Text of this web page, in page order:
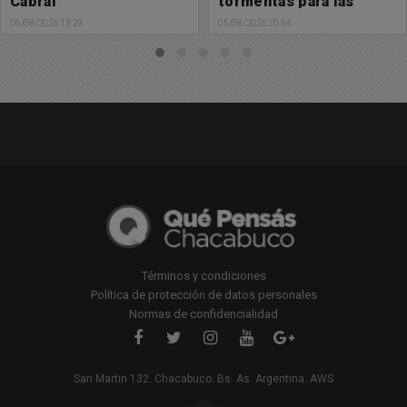
próximas horas
05/08/2026 20:54
próximas horas
05/08/2026 20:51
Términos y condiciones
Política de protección de datos personales
Normas de confidencialidad
San Martin 132. Chacabuco. Bs. As. Argentina. AWS